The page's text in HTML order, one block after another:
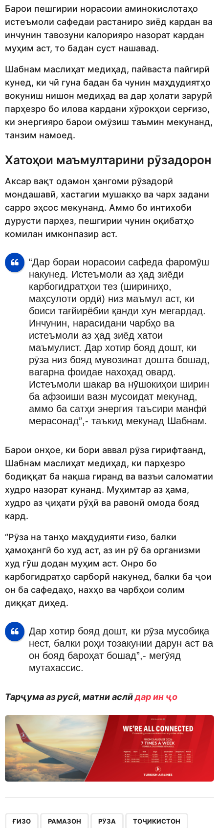
Барои пешгирии норасоии аминокислотаҳо
истеъмоли сафедаи растаниро зиёд кардан ва
инчунин тавозуни калорияро назорат кардан
муҳим аст, то бадан суст нашавад.
Шабнам маслиҳат медиҳад, пайваста пайгирӣ
кунед, ки чӣ гуна бадан ба чунин маҳдудиятҳо
вокуниш нишон медиҳад ва дар ҳолати зарурӣ
парҳезро бо илова кардани хӯрокҳои серғизо,
ки энергияро барои омӯзиш таъмин мекунанд,
танзим намоед.
Хатоҳои маъмултарини рӯзадорон
Аксар вақт одамон ҳангоми рӯзадорӣ
мондашавӣ, хастагии мушакҳо ва чарх задани
сарро эҳсос мекунанд. Аммо бо интихоби
дурусти парҳез, пешгирии чунин оқибатҳо
комилан имконпазир аст.
“Дар бораи норасоии сафеда фаромӯш
накунед. Истеъмоли аз ҳад зиёди
карбогидратҳои тез (шириниҳо,
маҳсулоти ордӣ) низ маъмул аст, ки
боиси тағйирёбии қанди хун мегардад.
Инчунин, нарасидани чарбҳо ва
истеъмоли аз ҳад зиёд хатои
маъмулист. Дар хотир бояд дошт, ки
рӯза низ бояд мувозинат дошта бошад,
вагарна фоидае нахоҳад овард.
Истеъмоли шакар ва нӯшокиҳои ширин
ба афзоиши вазн мусоидат мекунад,
аммо ба сатҳи энергия таъсири манфӣ
мерасонад”,- таъкид мекунад Шабнам.
Барои онҳое, ки бори аввал рӯза гирифтаанд,
Шабнам маслиҳат медиҳад, ки парҳезро
бодиққат ба нақша гиранд ва вазъи саломатии
худро назорат кунанд. Муҳимтар аз ҳама,
худро аз ҷиҳати рӯҳӣ ва равонӣ омода бояд
кард.
“Рӯза на танҳо маҳдудияти ғизо, балки
ҳамоҳангӣ бо худ аст, аз ин рӯ ба организми
худ гӯш додан муҳим аст. Онро бо
карбогидратҳо сарборӣ накунед, балки ба ҷои
он ба сафедаҳо, нахҳо ва чарбҳои солим
диққат диҳед.
Дар хотир бояд дошт, ки рӯза мусобиқа
нест, балки роҳи тозакунии дарун аст ва
он бояд бароҳат бошад”,- мегӯяд
мутахассис.
Тарҷума аз русӣ, матни аслӣдар ин ҷо
ҒИЗО РАМАЗОН РӮЗА ТОҶИКИСТОН